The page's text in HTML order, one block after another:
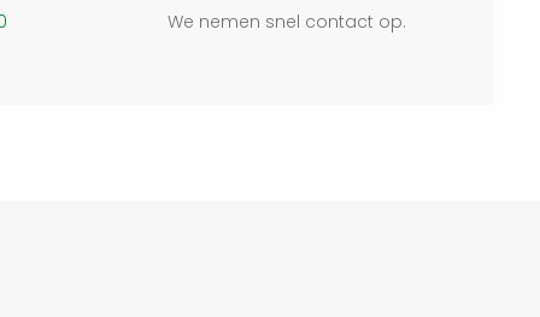
We nemen snel contact op.